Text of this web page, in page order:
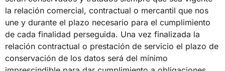
la relación comercial, contractual o mercantil que nos
une y durante el plazo necesario para el cumplimiento
de cada finalidad perseguida. Una vez finalizada la
relación contractual o prestación de servicio el plazo de
conservación de los datos será del mínimo